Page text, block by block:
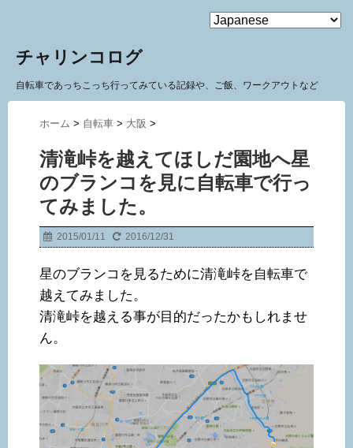
MENU
チャリンコログ
自転車であっちこっち行ってみている記録や、ご飯、ワークアウトなど
ホーム > 自転車 > 大阪 >
清滝峠を越えてほしだ園地へ星
のブランコを見に自転車で行っ
てみました。
2015/01/11 2016/12/31
星のブランコを見るために清滝峠を自転車で
越えてみました。
清滝峠を越える事が目的だったかもしれませ
ん。